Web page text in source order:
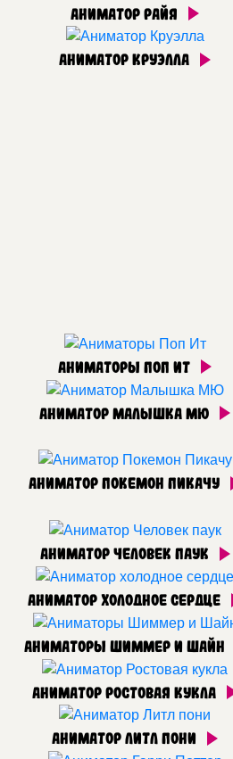
Аниматор Райя
Аниматор Круэлла
Аниматоры Поп Ит
Аниматор Малышка МЮ
Аниматор Покемон Пикачу
Аниматор Человек паук
Аниматор Холодное сердце
Аниматоры Шиммер и Шайн
Аниматор Ростовая кукла
Аниматор Литл пони